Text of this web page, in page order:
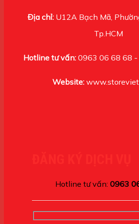
Địa chỉ:U12A Bạch Mã,
Tp.HCM
Hotline tư vấn: 0963 06 68 68
Website:
Hotline tư vấn: 0963